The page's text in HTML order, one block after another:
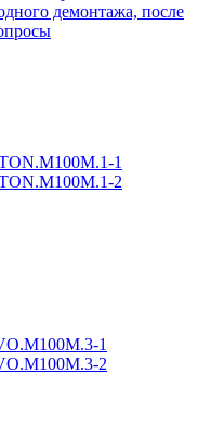
демонтажа, после